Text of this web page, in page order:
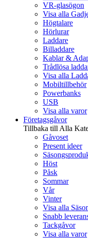
VR-glasögon
Visa alla
Högtalare
Hörlurar
Laddare
Billaddare
Kablar &
Trådlösa
Visa alla
Mobiltillbehör
Powerbanks
USB
Visa alla varor
Företagsgåvor
Tillbaka till Alla
Gåvoset
Present ideer
Höst
Påsk
Sommar
Vår
Vinter
Visa alla
Snabb
Tackgåvor
Visa alla varor